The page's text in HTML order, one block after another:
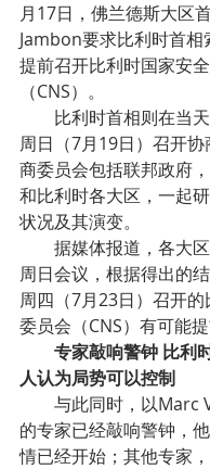
月17日，佛兰德斯大区
Jambon要求比利时首相
提前召开比利时国家安
（CNS）。
比利时首相则在当
周日（7月19日）召开
商委员会包括联邦政府
和比利时各大区，一起
状况及其演变。
据媒体报道，各大
周日会议，根据得出的
周四（7月23日）召开
委员会（CNS）有可能提
专家敲响警钟 比利
人认为局势可以控制
与此同时，以Marc
的专家已经敲响警钟，
情已经开始；其他专家